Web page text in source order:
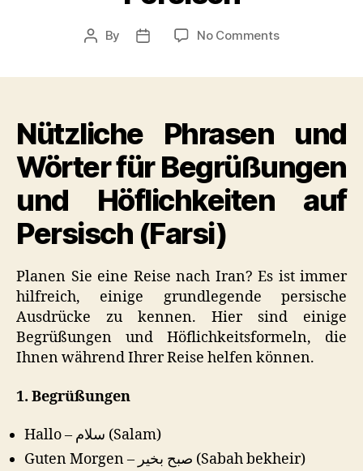
Post
By
Post
No Commentson
Nützliche Phrasen und
Wörter für Begrüßungen
und Höflichkeiten auf
Persisch (Farsi)
Planen Sie eine Reise nach Iran? Es ist immer
hilfreich, einige grundlegende persische
Ausdrücke zu kennen. Hier sind einige
Begrüßungen und Höflichkeitsformeln, die
Ihnen während Ihrer Reise helfen können.
1. Begrüßungen
Hallo – سلام (Salam)
Guten Morgen – صبح بخیر (Sabah bekheir)